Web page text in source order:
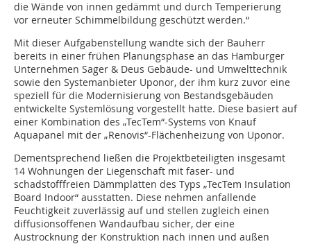
die Wände von innen gedämmt und durch Temperierung
vor erneuter Schimmelbildung geschützt werden.“
Mit dieser Aufgabenstellung wandte sich der Bauherr
bereits in einer frühen Planungsphase an das Hamburger
Unternehmen Sager & Deus Gebäude- und Umwelttechnik
sowie den Systemanbieter Uponor, der ihm kurz zuvor eine
speziell für die Modernisierung von Bestandsgebäuden
entwickelte Systemlösung vorgestellt hatte. Diese basiert auf
einer Kombination des „TecTem“-Systems von Knauf
Aquapanel mit der „Renovis“-Flächenheizung von Uponor.
Dementsprechend ließen die Projektbeteiligten insgesamt
14 Wohnungen der Liegenschaft mit faser- und
schadstofffreien Dämmplatten des Typs „TecTem Insulation
Board Indoor“ ausstatten. Diese nehmen anfallende
Feuchtigkeit zuverlässig auf und stellen zugleich einen
diffusionsoffenen Wandaufbau sicher, der eine
Austrocknung der Konstruktion nach innen und außen